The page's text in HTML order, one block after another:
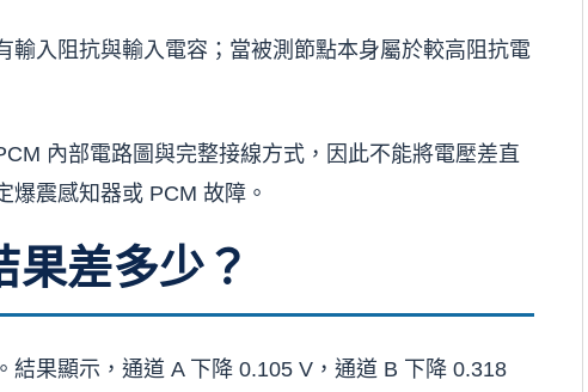
入阻抗與輸入電容；當被測節點本身屬於較高阻抗電
內部電路圖與完整接線方式，因此不能將電壓差直
震感知器或 PCM 故障。
差多少？
果顯示，通道 A 下降 0.105 V，通道 B 下降 0.318